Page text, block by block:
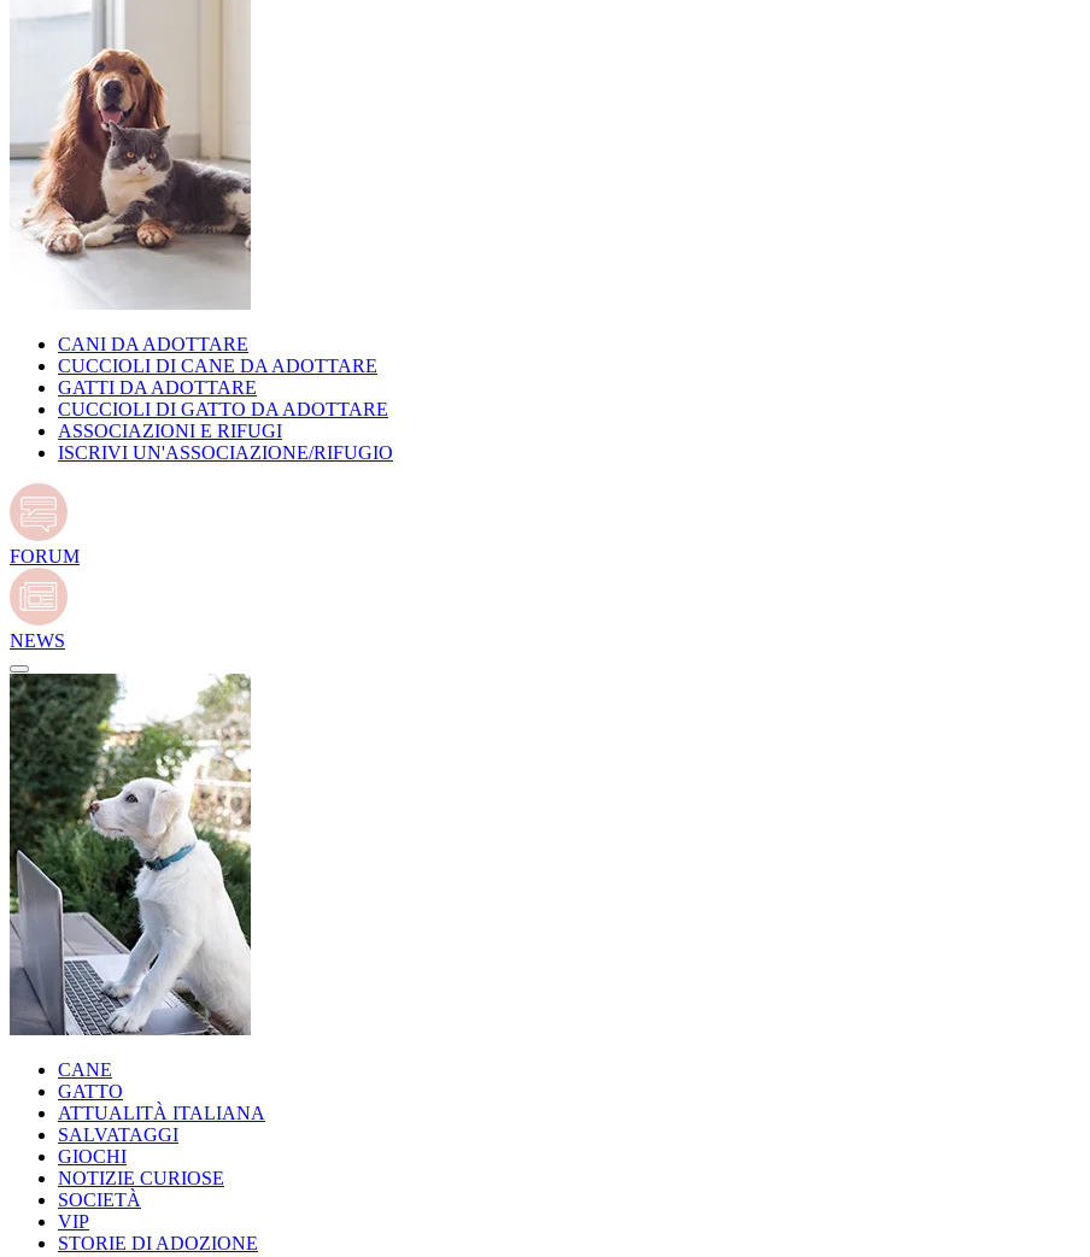
CANI DA ADOTTARE
CUCCIOLI DI CANE DA ADOTTARE
GATTI DA ADOTTARE
CUCCIOLI DI GATTO DA ADOTTARE
ASSOCIAZIONI E RIFUGI
ISCRIVI UN'ASSOCIAZIONE/RIFUGIO
FORUM
NEWS
CANE
GATTO
ATTUALITÀ ITALIANA
SALVATAGGI
GIOCHI
NOTIZIE CURIOSE
SOCIETÀ
VIP
STORIE DI ADOZIONE